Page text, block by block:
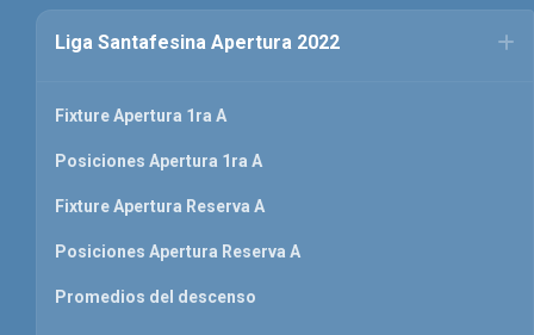
Liga Santafesina Apertura 2022
Fixture Apertura 1ra A
Posiciones Apertura 1ra A
Fixture Apertura Reserva A
Posiciones Apertura Reserva A
Promedios del descenso